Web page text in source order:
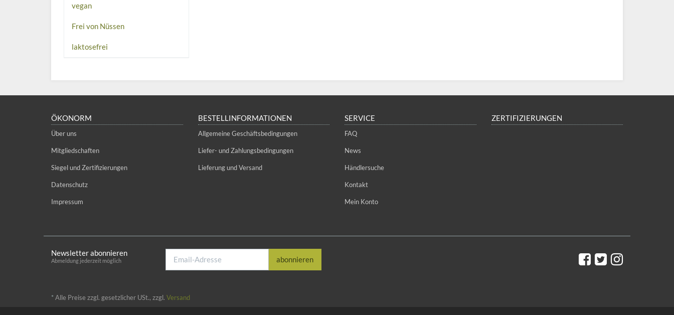
vegan
Frei von Nüssen
laktosefrei
ÖKONORM
Über uns
Mitgliedschaften
Siegel und Zertifizierungen
Datenschutz
Impressum
BESTELLINFORMATIONEN
Allgemeine Geschäftsbedingungen
Liefer- und Zahlungsbedingungen
Lieferung und Versand
SERVICE
FAQ
News
Händlersuche
Kontakt
Mein Konto
ZERTIFIZIERUNGEN
Newsletter abonnieren
Abmeldung jederzeit möglich
Adresse
abonnieren
* Alle Preise zzgl. gesetzlicher USt., zzgl. Versand